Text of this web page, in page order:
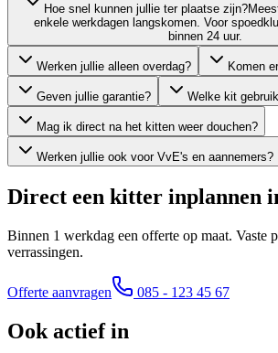
Hoe snel kunnen jullie ter plaatse zijn?
enkele werkdagen langskomen. Voor
binnen 24 uur.
Werken jullie alleen overdag? Komen
Geven jullie garantie? Welke kit
Mag ik direct na het kitten weer douchen?
Werken jullie ook voor VvE's en aannemers?
Direct een kitter inplannen
Binnen 1 werkdag een offerte op maat. Vaste
verrassingen.
Offerte aanvragen 085 - 123 45 67
Ook actief in